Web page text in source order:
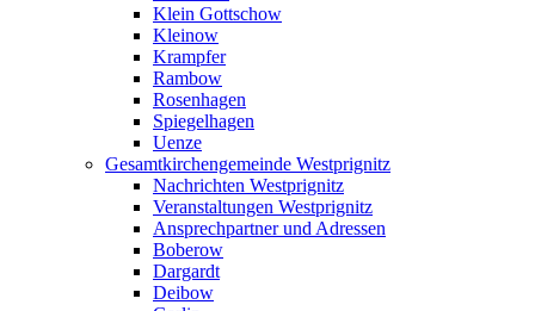
Klein Gottschow
Kleinow
Krampfer
Rambow
Rosenhagen
Spiegelhagen
Uenze
Gesamtkirchengemeinde Westprignitz
Nachrichten Westprignitz
Veranstaltungen Westprignitz
Ansprechpartner und Adressen
Boberow
Dargardt
Deibow